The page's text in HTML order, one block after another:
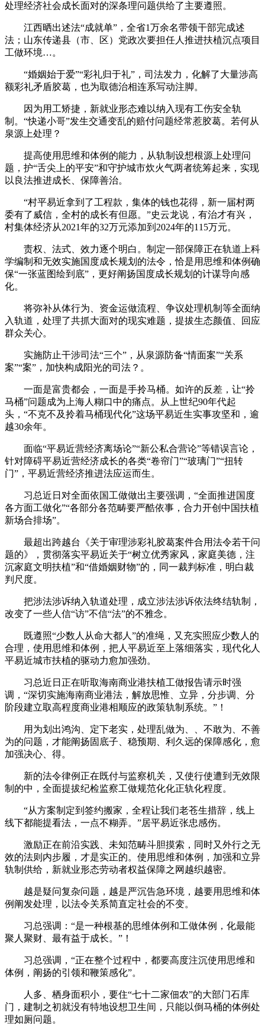
处理经济社会成长面对的深条理问题供给了主要遵照。
江西晒出述法“成就单”，全省1万余名带领干部完成述
法；山东传递县（市、区）党政次要担任人推进扶植沉点项目
工做环境…。
“婚姻始于爱”“彩礼归于礼”，司法发力，化解了大量涉高
额彩礼矛盾胶葛，也为取德治相连系写动注脚。
因为用工矫捷，新就业形态难以纳入现有工伤安全轨
制。“快递小哥”发生交通变乱的赔付问题经常惹胶葛。若何从
泉源上处理？
提高使用思维和体例的能力，从轨制设想根源上处理问
题，护“舌尖上的平安”和守护城市炊火气两者统筹起来，实现
以良法推进成长、保障善治。
“村平易近拿到了工程款，集体的钱也花得，新一届村两
委有了威信，全村的成长有但愿。”史云龙说，有治才有兴，
村集体经济从2021年的32万元添加到2024年的115万元。
责权、法式、效力逐个明白。制定一部保障正在轨道上科
学编制和无效实施国度成长规划的法令，恰是用思维和体例确
保“一张蓝图绘到底”，更好阐扬国度成长规划的计谋导向感
化。
将弥补从体行为、资金运做流程、争议处理机制等全面纳
入轨道，处理了共抓大面对的现实难题，提拔生态颜值、回应
群众关心。
实施防止干涉司法“三个”，从泉源防备“情面案”“关系
案”“案”，加快构成阳光的司法？。
一面是富贵都会，一面是手拎马桶。如许的反差，让“拎
马桶”问题成为上海人糊口中的痛点。从上世纪90年代起
头，“不克不及拎着马桶现代化”这场平易近生实事攻坚和，逾
越30余年。
面临“平易近营经济离场论”“新公私合营论”等错误言论，
针对障碍平易近营经济成长的各类“卷帘门”“玻璃门”“扭转
门”，平易近营经济推进法应运而生。
习总近日对全面依国工做做出主要强调，“全面推进国度
各方面工做化”“各部分各范畴要严酷依事，合力开创中国扶植
新场合排场”。
最超出跨越台《关于审理涉彩礼胶葛案件合用法令若干问
题的》，贯彻落实平易近关于“树立优秀家风，家庭美德，注
沉家庭文明扶植”和“借婚姻财物”的，同一裁判标准，明白裁
判尺度。
把涉法涉诉纳入轨道处理，成立涉法涉诉依法终结轨制，
改变了一些人信“访”不信“法”的不雅念。
既遵照“少数人从命大都人”的准绳，又充实照应少数人的
合理，使用思维和体例，把人平易近至上落细落实，现代化人
平易近城市扶植的驱动力愈加强劲。
习总近日正在听取海南商业港扶植工做报告请示时强
调，“深切实施海南商业港法，解放思惟、立异，分步调、分
阶段建立取高程度商业港相顺应的政策轨制系统。”！
用为划出鸿沟、定下老实，处理乱做为、、不敢为、不善
为的问题，才能阐扬固底子、稳预期、利久远的保障感化，愈
加强决心、得。
新的法令律例正在既付与监察机关，又使行使遭到无效限
制的中，全面提拔纪检监察工做规范化化正轨化程度。
“从方案制定到签约搬家，全程让我们老苍生措辞，线上
线下都能提看法，一点不糊弄。”居平易近张忠感伤。
激励正在前沿实践、未知范畴斗胆摸索，同时又外行之无
效的法则内步履，才是实正的。使用思维和体例，加强和立异
轨制供给，新就业形态劳动者权益保障之网越织越密。
越是疑问复杂问题，越是严沉告急环境，越要用思维和体
例阐发处理，以法令关系简直定社会的不变。
习总强调：“是一种根基的思维体例和工做体例，化最能
聚人聚财、最有益于成长。”！
习总强调，“正在整个过程中，都要高度注沉使用思维和
体例，阐扬的引领和鞭策感化”。
人多、栖身面积小，要住“七十二家佃农”的大部门石库
门，建制之初就没有特地设想卫生间，只能以倒马桶的体例处
理如厕问题。